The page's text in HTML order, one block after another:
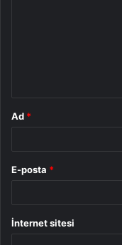
Ad *
E-posta *
İnternet sitesi